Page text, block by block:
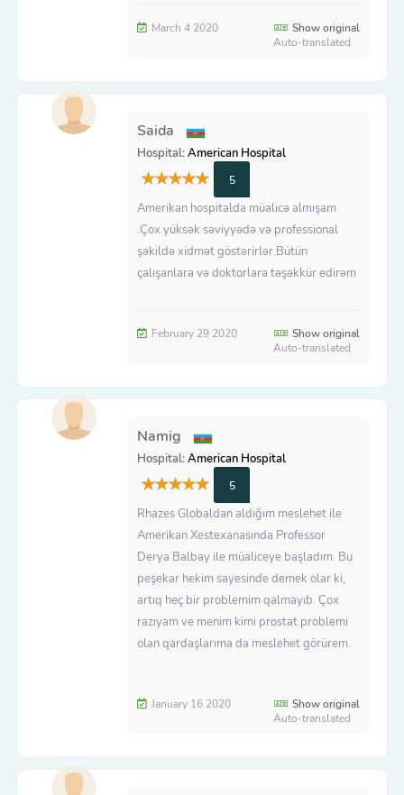
March 4 2020
Show original
Auto-translated
Saida
Hospital:American Hospital
5
Amerikan hospitalda müalicə almışam
.Çox yüksək səviyyədə və professional
şəkildə xidmət göstərirlər.Bütün
çalışanlara və doktorlara təşəkkür edirəm
February 29 2020
Show original
Auto-translated
Namig
Hospital:American Hospital
5
Rhazes Globaldan aldığım meslehet ile
Amerikan Xestexanasında Professor
Derya Balbay ile müaliceye başladım. Bu
peşekar hekim sayesinde demek olar ki,
artıq heç bir problemim qalmayıb. Çox
razıyam ve menim kimi prostat problemi
olan qardaşlarıma da meslehet görürem.
January 16 2020
Show original
Auto-translated